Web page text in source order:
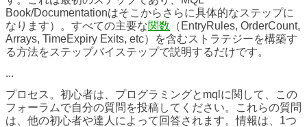
Book/Documentationはそこからさらに具体的なステップに
なります）。すべての主要な関数 （EntryRules, OrderCount,
Arrays, TimeExpiry Exits, etc）を含むストラテジーを構築す
る方法をステップバイステップで説明するだけです。
...
プロセス。初心者は、プログラミングとmqlに関して、この
フォーラムで自分の質問を投稿してください。これらの質問
は、他の初心者や達人によって回答されます。情報は、1つ